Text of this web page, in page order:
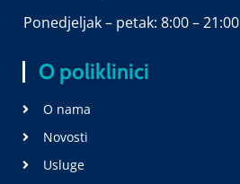
Ponedjeljak – petak: 8:00 – 21:00
O poliklinici
O nama
Novosti
Usluge